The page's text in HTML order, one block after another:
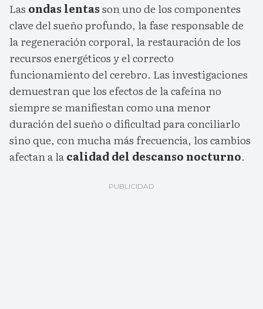
Las ondas lentasson uno de los componentes
clave del sueño profundo, la fase responsable de
la regeneración corporal, la restauración de los
recursos energéticos y el correcto
funcionamiento del cerebro. Las investigaciones
demuestran que los efectos de la cafeína no
siempre se manifiestan como una menor
duración del sueño o dificultad para conciliarlo
sino que, con mucha más frecuencia, los cambios
afectan a lacalidad del descanso nocturno.